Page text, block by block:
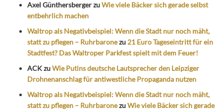
Axel GünthersbergerzuWie viele Bäcker sich gerade selbst
entbehrlich machen
Waltrop als Negativbeispiel: Wenn die Stadt nur noch mäht,
statt zu pflegen – Ruhrbaronezu 21 Euro Tageseintritt für ein
Stadtfest? Das Waltroper Parkfest spielt mit dem Feuer!
ACKzuWie Putins deutsche Lautsprecher den Leipziger
Drohnenanschlag für antiwestliche Propaganda nutzen
Waltrop als Negativbeispiel: Wenn die Stadt nur noch mäht,
statt zu pflegen – RuhrbaronezuWie viele Bäcker sich gerade